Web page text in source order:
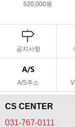
520,000원
공지사항
A/S주소
CS CENTER
031-767-0111